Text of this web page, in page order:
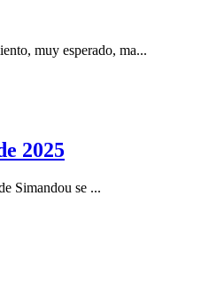
muy esperado, ma...
2025
Simandou se ...